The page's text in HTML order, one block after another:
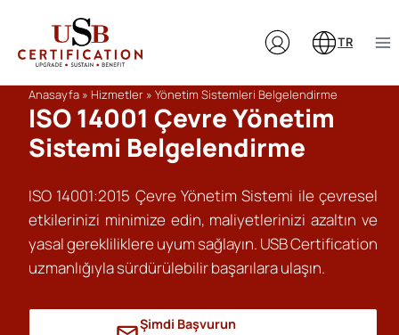
content
TR
Anasayfa » Hizmetler » Yönetim Sistemleri Belgelendirme
ISO 14001 Çevre Yönetim
Sistemi Belgelendirme
ISO 14001:2015 Çevre Yönetim Sistemi ile çevresel
etkilerinizi minimize edin, maliyetlerinizi azaltın ve
yasal gerekliliklere uyum sağlayın. USB Certification
uzmanlığıyla sürdürülebilir başarılara ulaşın.
Şimdi Başvurun